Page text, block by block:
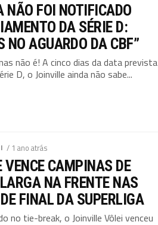
NÃO FOI NOTIFICADO
DA SÉRIE D:
NO AGUARDO DA CBF”
não é! A cinco dias da data prevista
D, o Joinville ainda não sabe...
/ 1 ano atrás
CAMPINAS DE
NA FRENTE NAS
FINAL DA SUPERLIGA
no tie-break, o Joinville Vôlei venceu